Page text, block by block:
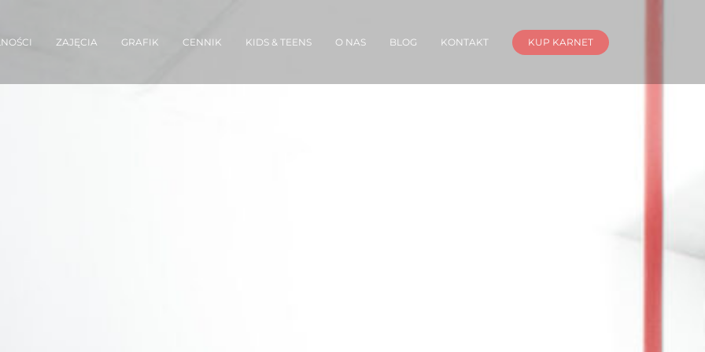
ZAJĘCIA GRAFIK CENNIK KIDS & TEENS O NAS BLOG KONTAKT KUP KARNET